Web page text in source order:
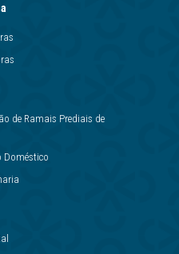
de Ramais Prediais de
Doméstico